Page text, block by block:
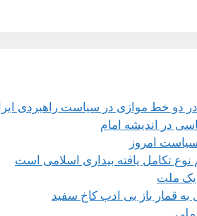
در دو خط موازی در سیاست راهبردی
در اندیشه امام
امروز
نوع تکامل یافته بیداری اسلامی است
ملت
به قمار باز بی ادب کاخ سفید